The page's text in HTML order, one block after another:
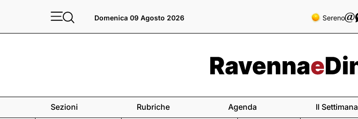
Domenica 09 Agosto 2026 Sereno
Sezioni Rubriche Agenda Il